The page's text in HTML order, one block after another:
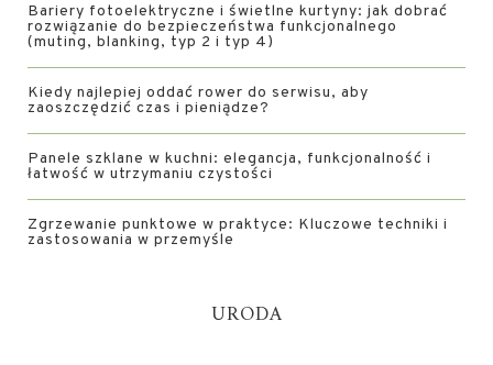
Bariery fotoelektryczne i świetlne kurtyny: jak dobrać
rozwiązanie do bezpieczeństwa funkcjonalnego
(muting, blanking, typ 2 i typ 4)
Kiedy najlepiej oddać rower do serwisu, aby
zaoszczędzić czas i pieniądze?
Panele szklane w kuchni: elegancja, funkcjonalność i
łatwość w utrzymaniu czystości
Zgrzewanie punktowe w praktyce: Kluczowe techniki i
zastosowania w przemyśle
URODA